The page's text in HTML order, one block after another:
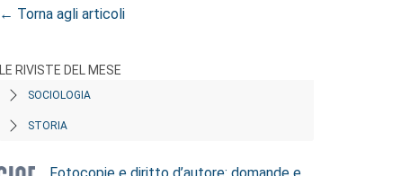
← Torna agli articoli
LE RIVISTE DEL MESE
SOCIOLOGIA
STORIA